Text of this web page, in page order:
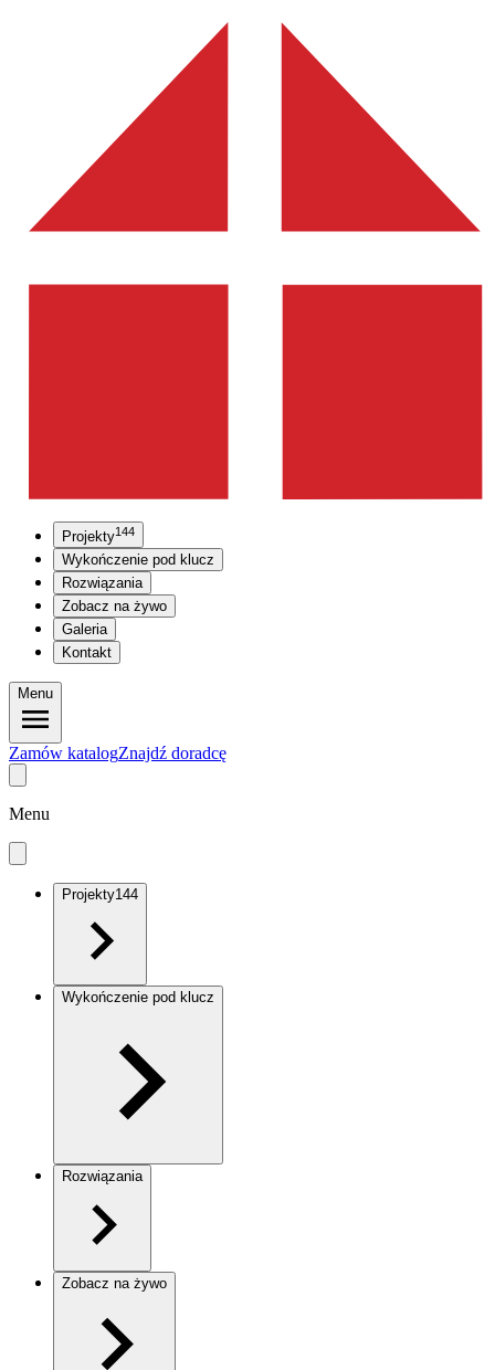
Projekty144
Wykończenie pod klucz
Rozwiązania
Zobacz na żywo
Galeria
Kontakt
Menu
Zamów katalogZnajdź doradcę
Menu
Projekty144
Wykończenie pod klucz
Rozwiązania
Zobacz na żywo